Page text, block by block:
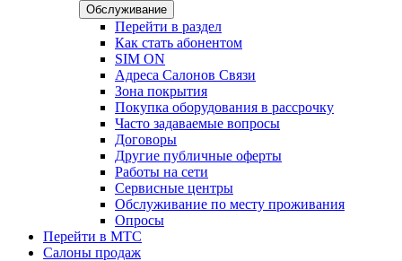
Обслуживание
Перейти в раздел
Как стать абонентом
SIM ON
Адреса Салонов Связи
Зона покрытия
Покупка оборудования в рассрочку
Часто задаваемые вопросы
Договоры
Другие публичные оферты
Работы на сети
Сервисные центры
Обслуживание по месту проживания
Опросы
Перейти в МТС
Салоны продаж